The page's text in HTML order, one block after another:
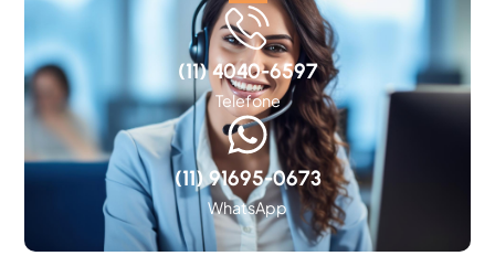
(11) 4040-6597
Telefone
(11) 91695-0673
WhatsApp